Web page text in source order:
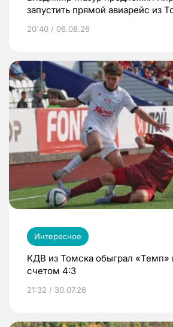
запустить прямой авиарейс из
20:40 / 06.08.26
Интересное
КДВ из Томска обыграл «Темп»
счетом 4:3
21:32 / 30.07.26